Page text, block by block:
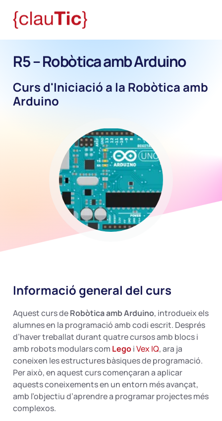
R5 – Robòtica amb Arduino
Curs d'Iniciació a la Robòtica amb
Arduino
Informació general del curs
Aquest curs deRobòtica amb Arduino, introdueix els
alumnes en la programació amb codi escrit. Després
d’haver treballat durant quatre cursos amb blocs i
amb robots modulars com LegoiVex IQ, ara ja
coneixen les estructures bàsiques de programació.
Per això, en aquest curs començaran a aplicar
aquests coneixements en un entorn més avançat,
amb l’objectiu d’aprendre a programar projectes més
complexos.